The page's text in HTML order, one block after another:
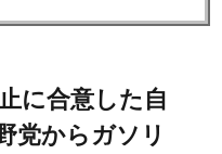
に合意した自
党からガソリ